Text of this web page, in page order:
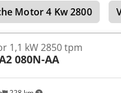
Motor 4 Kw 2800
1,1 kW 2850 tpm
080N-AA